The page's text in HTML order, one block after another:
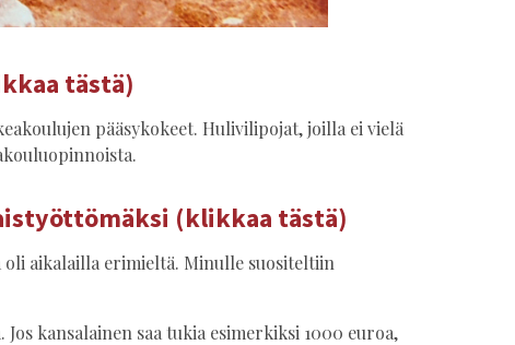
tästä)
pääsykokeet. Hulivilipojat, joilla ei vielä
(klikkaa tästä)
aikalailla erimieltä. Minulle suositeltiin
kansalainen saa tukia esimerkiksi 1000 euroa,